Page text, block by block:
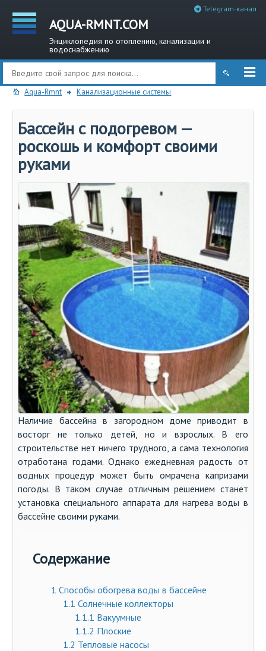
AQUA-RMNT.COM
Энциклопедия по отоплению, канализации и
водоснабжению
Telegram-канал
Aqua-Rmnt Канализационные системы
Бассейн с подогревом —
роскошь и комфорт своими
руками
Наличие бассейна в загородном доме приводит в
восторг не только детей, но и взрослых. В его
строительстве нет ничего трудного, а сама технология
отработана годами. Однако ежедневная радость от
водных процедур может быть омрачена капризами
погоды. В таком случае отличным решением станет
установка специального аппарата для нагрева воды в
бассейне своими руками.
Содержание
1 Способы обогрева воды в бассейне
1.1 Солнечные коллекторы
1.1.1 Вакуумные
1.1.2 Плоские
1.2 Тепловые насосы